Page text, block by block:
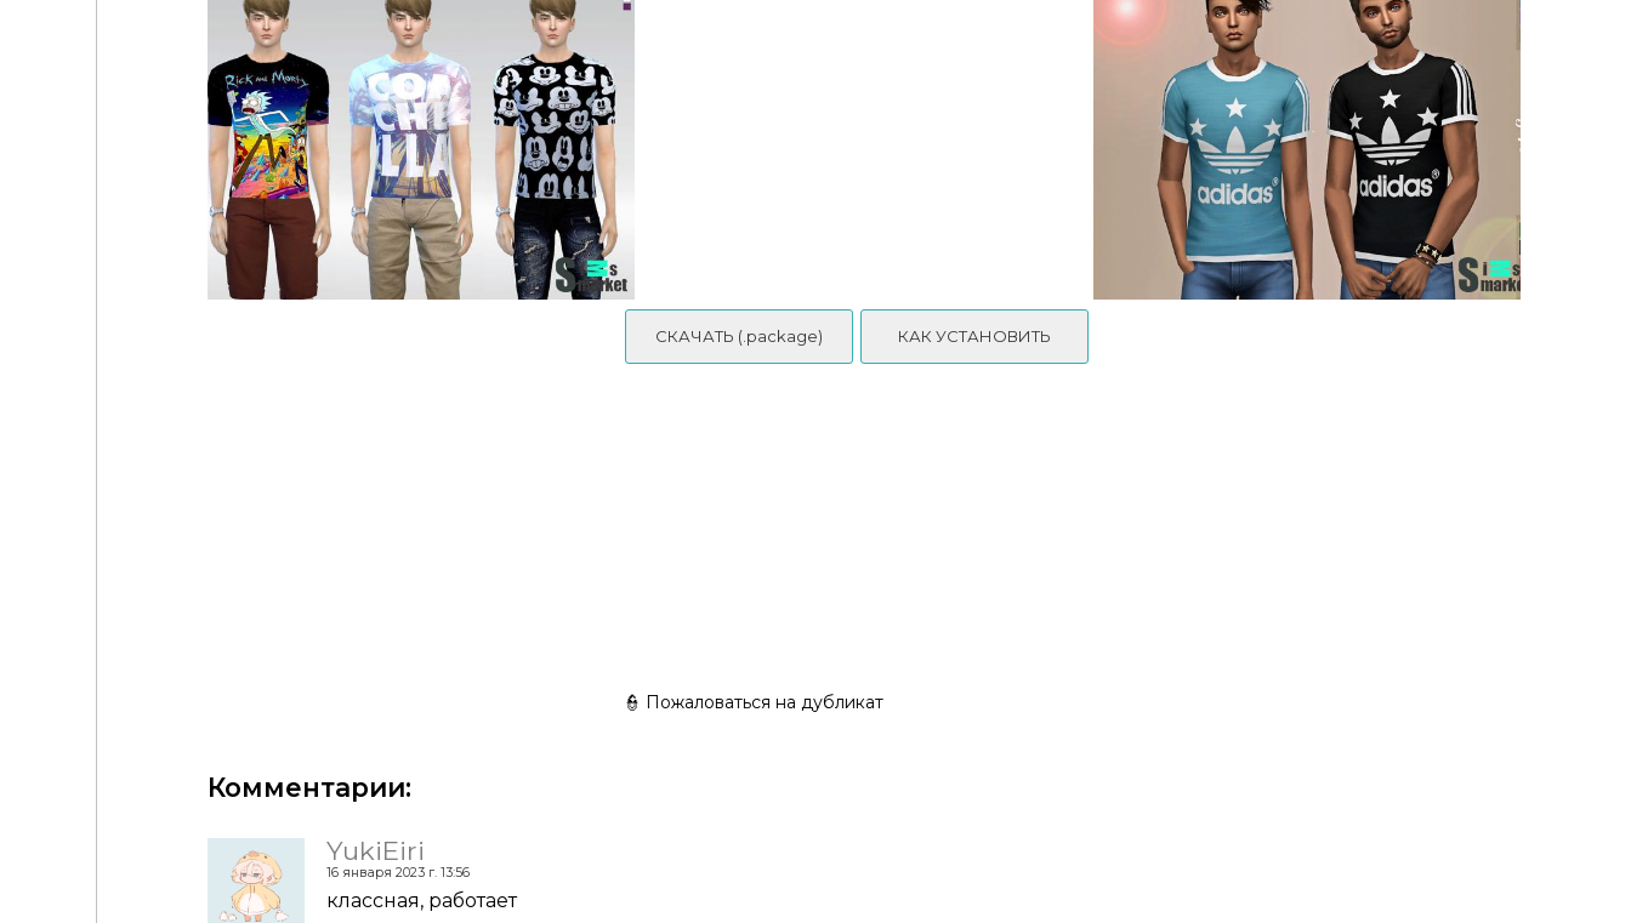
Обтягивающий мужской пуловер by Sims House
СКАЧАТЬ (.package) КАК УСТАНОВИТЬ
👮 Пожаловаться на дубликат
Комментарии:
YukiEiri
16 января 2023 г. 13:56
классная, работает